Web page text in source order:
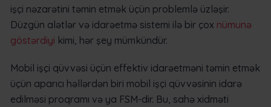
işçi nəzarətini təmin etmək üçün problemlə üzləşir.
Düzgün alətlər və idarəetmə sistemi ilə bir çox nümunə
göstərdiyi kimi, hər şey mümkündür.
Mobil işçi qüvvəsi üçün effektiv idarəetməni təmin etmək
üçün aparıcı həllərdən biri mobil işçi qüvvəsinin idarə
edilməsi proqramı və ya FSM-dir. Bu, sahə xidməti